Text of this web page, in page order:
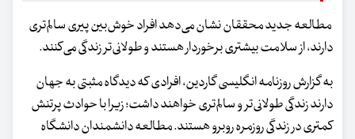
مطالعه جدید محققان نشان می‌دهد افراد خوش‌بین پیری سالم‌تری
دارند، از سلامت بیشتری برخوردار هستند و طولانی‌تر زندگی می‌کنند.
به گزارش روزنامه انگلیسی گاردین، افرادی که دیدگاه مثبتی به جهان
دارند زندگی طولانی‌تر و سالم‌تری خواهند داشت؛ زیرا با حوادث پرتنش
کمتری در زندگی روزمره روبرو هستند. مطالعه دانشمندان دانشگاه